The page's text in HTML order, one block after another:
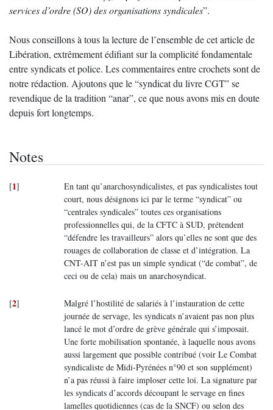
services d’ordre (SO) des organisations syndicales”.
Nous conseillons à tous la lecture de l’ensemble de cet article de
Libération, extrêmement édifiant sur la complicité fondamentale
entre syndicats et police. Les commentaires entre crochets sont de
notre rédaction. Ajoutons que le “syndicat du livre CGT” se
revendique de la tradition “anar”, ce que nous avons mis en doute
depuis fort longtemps.
Notes
[1]
En tant qu’anarchosyndicalistes, et pas syndicalistes tout
court, nous désignons ici par le terme “syndicat” ou
“centrales syndicales” toutes ces organisations
professionnelles qui, de la CFTC à SUD, prétendent
“défendre les travailleurs” alors qu’elles ne sont que des
rouages de collaboration de classe et d’intégration. La
CNT-AIT n’est pas un simple syndicat (“de combat”, de
ceci ou de cela) mais un anarchosyndicat.
[2]
Malgré l’hostilité de salariés à l’instauration de cette
journée de servage, les syndicats n’avaient pas non plus
lancé le mot d’ordre de grève générale qui s’imposait.
Une forte mobilisation spontanée, à laquelle nous avons
aussi largement que possible contribué (voir Le Combat
syndicaliste de Midi-Pyrénées n°90 et son supplément)
n’a pas réussi à faire imploser cette loi. La signature par
les syndicats d’accords découpant le servage en fines
lamelles quotidiennes (cas de la SNCF) ou selon des